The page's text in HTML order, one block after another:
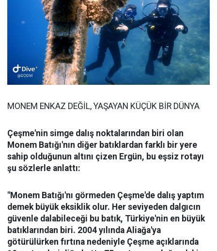
MONEM ENKAZ DEĞİL, YAŞAYAN KÜÇÜK BİR DÜNYA
Çeşme'nin simge dalış noktalarından biri olan
Monem Batığı'nın diğer batıklardan farklı bir yere
sahip olduğunun altını çizen Ergün, bu eşsiz rotayı
şu sözlerle anlattı:
"Monem Batığı'nı görmeden Çeşme'de dalış yaptım
demek büyük eksiklik olur. Her seviyeden dalgıcın
güvenle dalabileceği bu batık, Türkiye'nin en büyük
batıklarından biri. 2004 yılında Aliağa'ya
götürülürken fırtına nedeniyle Çeşme açıklarında